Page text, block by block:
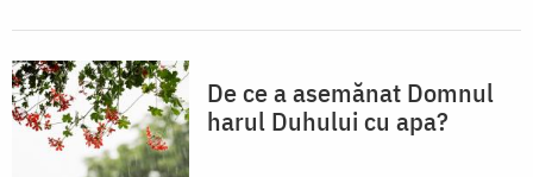
De ce a asemănat Domnul
harul Duhului cu apa?